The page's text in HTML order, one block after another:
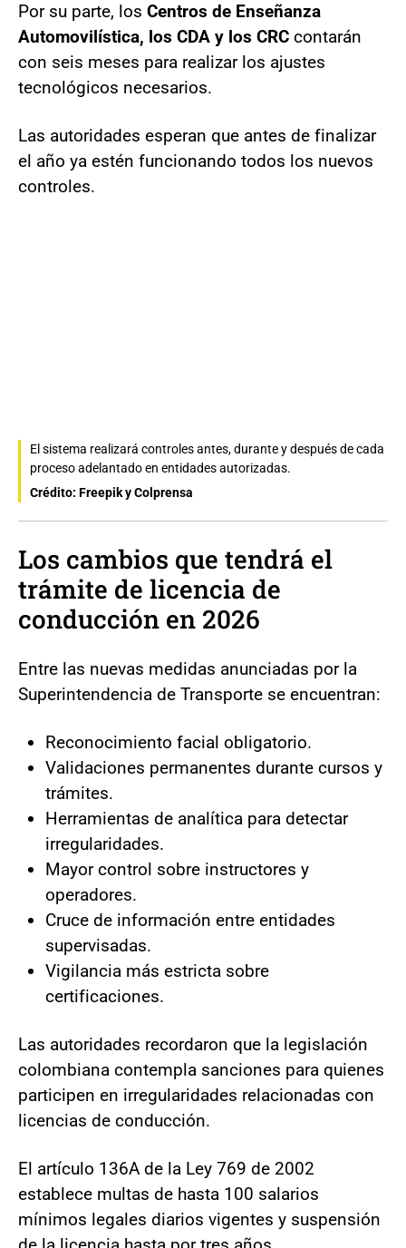
Por su parte, los Centros de Enseñanza
Automovilística, los CDA y los CRC contarán
con seis meses para realizar los ajustes
tecnológicos necesarios.
Las autoridades esperan que antes de finalizar
el año ya estén funcionando todos los nuevos
controles.
El sistema realizará controles antes, durante y después de cada
proceso adelantado en entidades autorizadas.
Crédito: Freepik y Colprensa
Los cambios que tendrá el
trámite de licencia de
conducción en 2026
Entre las nuevas medidas anunciadas por la
Superintendencia de Transporte se encuentran:
Reconocimiento facial obligatorio.
Validaciones permanentes durante cursos y
trámites.
Herramientas de analítica para detectar
irregularidades.
Mayor control sobre instructores y
operadores.
Cruce de información entre entidades
supervisadas.
Vigilancia más estricta sobre
certificaciones.
Las autoridades recordaron que la legislación
colombiana contempla sanciones para quienes
participen en irregularidades relacionadas con
licencias de conducción.
El artículo 136A de la Ley 769 de 2002
establece multas de hasta 100 salarios
mínimos legales diarios vigentes y suspensión